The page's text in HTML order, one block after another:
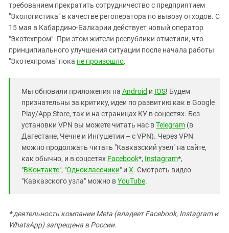
требованием прекратить сотрудничество с предприятием
"Экологистика" в качестве регоператора по вывозу отходов. С
15 мая в Кабардино-Балкарии действует новый оператор
"Экотехпром". При этом жители республики отметили, что
принципиального улучшения ситуации после начала работы
"Экотехпрома" пока не произошло.
Мы обновили приложения на Android и IOS! Будем
признательны за критику, идеи по развитию как в Google
Play/App Store, так и на страницах КУ в соцсетях. Без
установки VPN вы можете читать нас вTelegram (в
Дагестане, Чечне и Ингушетии – с VPN). Через VPN
можно продолжать читать "Кавказский узел" на сайте,
как обычно, и в соцсетях Facebook*, Instagram*,
"ВКонтакте", "Одноклассники" и X. Смотреть видео
"Кавказского узла" можно вYouTube.
* деятельность компании Meta (владеет Facebook, Instagram и
WhatsApp) запрещена в России.